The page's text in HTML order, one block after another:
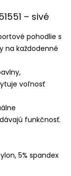
– sivé
pohodlie s
na každodenné
voľnosť
funkčnosť.
5% spandex